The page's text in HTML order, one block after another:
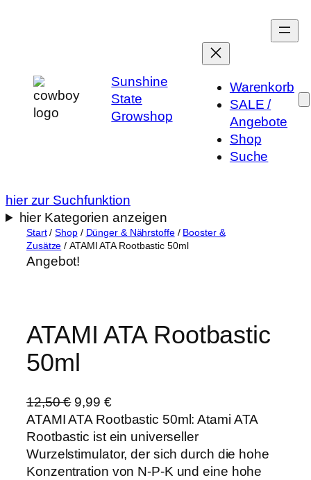
Sunshine
State
Growshop
Warenkorb
SALE /
Angebote
Shop
Suche
hier zur Suchfunktion
hier Kategorien anzeigen
Start/Shop/ Dünger & Nährstoffe/ Booster &
Zusätze / ATAMI ATA Rootbastic 50ml
Angebot!
ATAMI ATA Rootbastic
50ml
12,50€ U
r
s
p
r
9,99 €A
k
t
u
e
ATAMI ATA Rootbastic 50ml: Atami ATA
Rootbastic ist ein universeller
Wurzelstimulator, der sich durch die hohe
Konzentration von N-P-K und eine hohe